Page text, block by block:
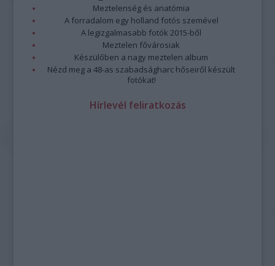
Meztelenség és anatómia
A forradalom egy holland fotós szemével
A legizgalmasabb fotók 2015-ből
Meztelen fővárosiak
Készülőben a nagy meztelen album
Nézd meg a 48-as szabadságharc hőseiről készült
fotókat!
Hírlevél feliratkozás